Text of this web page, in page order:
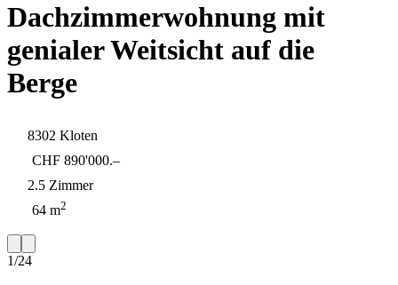
Dachzimmerwohnung mit
genialer Weitsicht auf die
Berge
8302 Kloten
CHF 890'000.–
2.5 Zimmer
64 m2
1/24